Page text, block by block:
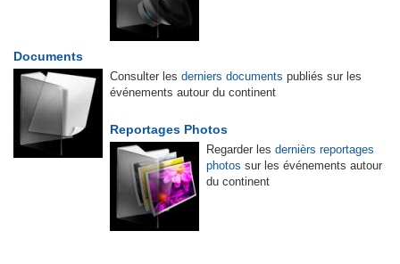
Documents
Consulter les derniers documents publiés sur les
événements autour du continent
Reportages Photos
Regarder les dernièrs reportages
photos sur les événements autour
du continent